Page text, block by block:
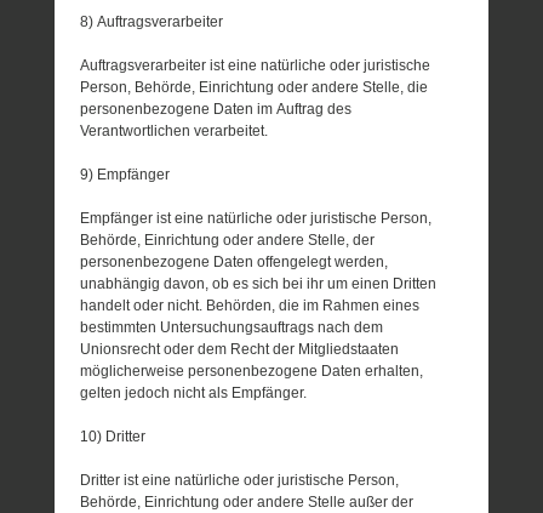
8) Auftragsverarbeiter
Auftragsverarbeiter ist eine natürliche oder juristische
Person, Behörde, Einrichtung oder andere Stelle, die
personenbezogene Daten im Auftrag des
Verantwortlichen verarbeitet.
9) Empfänger
Empfänger ist eine natürliche oder juristische Person,
Behörde, Einrichtung oder andere Stelle, der
personenbezogene Daten offengelegt werden,
unabhängig davon, ob es sich bei ihr um einen Dritten
handelt oder nicht. Behörden, die im Rahmen eines
bestimmten Untersuchungsauftrags nach dem
Unionsrecht oder dem Recht der Mitgliedstaaten
möglicherweise personenbezogene Daten erhalten,
gelten jedoch nicht als Empfänger.
10) Dritter
Dritter ist eine natürliche oder juristische Person,
Behörde, Einrichtung oder andere Stelle außer der